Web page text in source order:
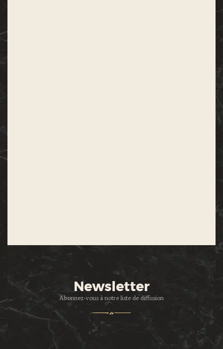
Newsletter
Abonnez-vous à notre liste de diffusion